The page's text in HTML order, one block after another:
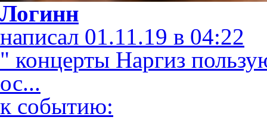
Логинн
написал 01.11.19 в 04:22
" концерты Наргиз
ос...
к событию: